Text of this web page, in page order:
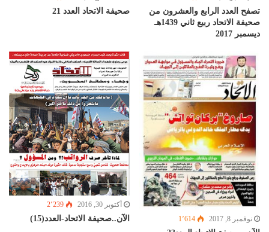
تصفح العدد الرابع والعشرون من
صحيفة الاتحاد ربيع ثاني 1439هـ
ديسمبر 2017
صحيفة الاتحاد العدد 21
نوفمبر 8, 2017 1٬614
أكتوبر 30, 2016 2٬239
الآن..صحيفة الاتحاد-العدد(15)